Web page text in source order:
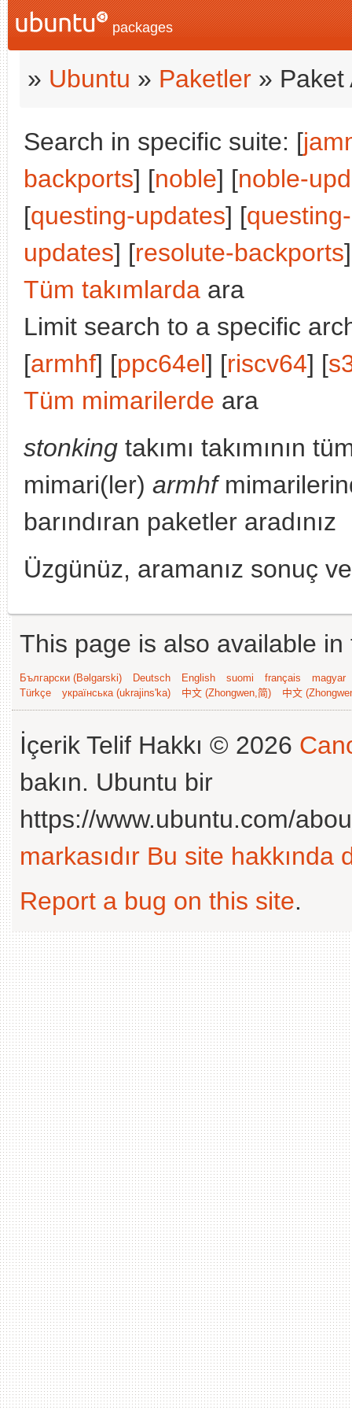
packages
» Ubuntu » Paketler » Paket
Search in specific suite: [
backports] [noble] [noble-
[questing-updates] [
updates] [resolute-backports
Tüm takımlarda ara
Limit search to a specific
[armhf] [ppc64el] [riscv64] [
Tüm mimarilerde ara
stonking takımı takımının
mimari(ler) armhf
barındıran paketler aradınız
Üzgünüz, aramanız sonuç
This page is also available
Български (Bəlgarski) Deutsch English suomi français
magyar
Türkçe
українська (ukrajins'ka) 中文 (Zhongwen,简) 中文
İçerik Telif Hakkı © 2026
bakın. Ubuntu bir
https://www.ubuntu.com/
markasıdır Bu site hakkında
Report a bug on this site.